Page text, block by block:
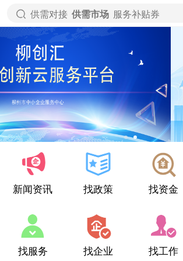
供需对接 供需市场 服务补贴券
新闻资讯 找政策 找资金
找服务 找企业 找工作